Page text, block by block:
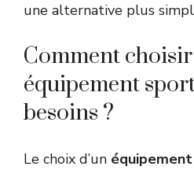
une alternative plus
Comment
équipement
besoins ?
Le choix d’un